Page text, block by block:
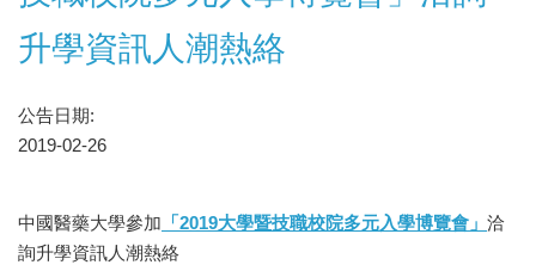
升學資訊人潮熱絡
公告日期:
2019-02-26
中國醫藥大學參加 「2019大學暨技職校院多元入學博覽會」 洽
詢升學資訊人潮熱絡